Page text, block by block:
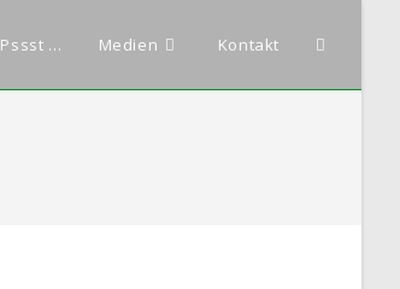
Pssst … Medien Kontakt Website-